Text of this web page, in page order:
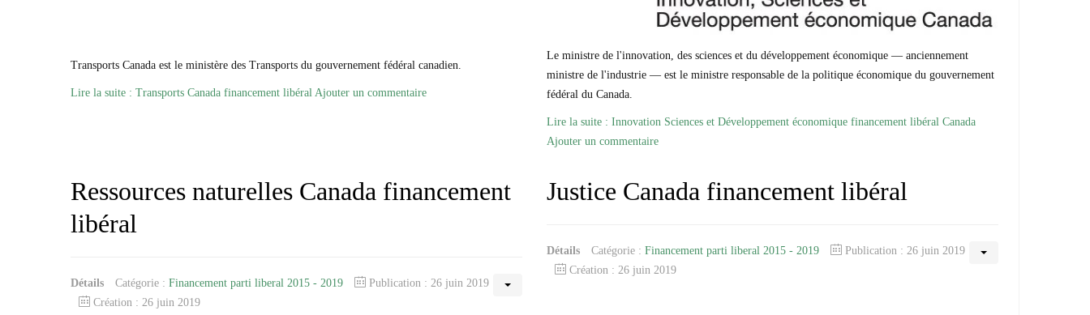
Transports Canada est le ministère des Transports du gouvernement fédéral canadien.
Lire la suite : Transports Canada financement libéral Ajouter un commentaire
Le ministre de l'innovation, des sciences et du développement économique — anciennement
ministre de l'industrie — est le ministre responsable de la politique économique du gouvernement
fédéral du Canada.
Lire la suite : Innovation Sciences et Développement économique financement libéral Canada
Ajouter un commentaire
Ressources naturelles Canada financement
libéral
Détails Catégorie : Financement parti liberal 2015 - 2019
Publication : 26 juin 2019
Création : 26 juin 2019
Justice Canada financement libéral
Détails Catégorie : Financement parti liberal 2015 - 2019
Publication : 26 juin 2019
Création : 26 juin 2019